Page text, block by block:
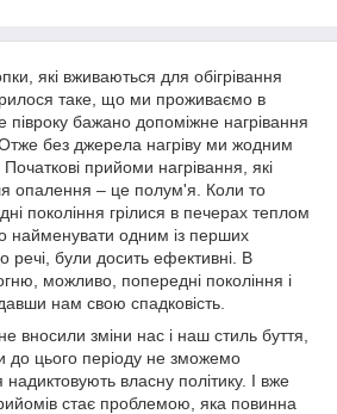
які вживаються для обігрівання
таке, що ми проживаємо в
півроку бажано допоміжне нагрівання
без джерела нагріву ми жодним
прийоми нагрівання, які
опалення – це полум'я. Коли то
покоління грілися в печерах теплом
найменувати одним із перших
речі, були досить ефективні. В
можливо, попередні покоління і
нам свою спадковість.
вносили зміни нас і наш стиль буття,
до цього періоду не зможемо
надиктовують власну політику. І вже
стає проблемою, яка повинна